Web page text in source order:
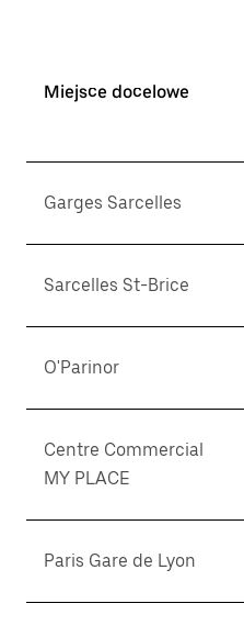
Miejsce docelowe
Garges Sarcelles
Sarcelles St-Brice
O'Parinor
Centre Commercial
MY PLACE
Paris Gare de Lyon